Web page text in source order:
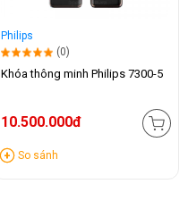
Philips
(0)
Khóa thông minh Philips 7300-5
10.500.000đ
So sánh